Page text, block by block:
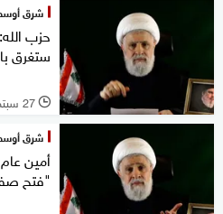
شرق
حزب
ستغرق
l 27 سبتمبر 2025
شرق
أمين
"فتح